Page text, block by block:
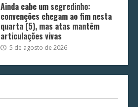
Ainda cabe um segredinho:
convenções chegam ao fim nesta
quarta (5), mas atas mantêm
articulações vivas
5 de agosto de 2026